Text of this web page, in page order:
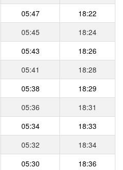
05:47
18:22
05:45
18:24
05:43
18:26
05:41
18:28
05:38
18:29
05:36
18:31
05:34
18:33
05:32
18:34
05:30 18:36